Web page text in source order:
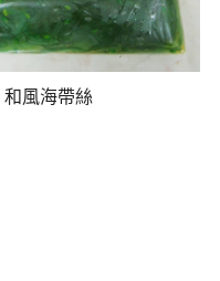
和風海帶絲